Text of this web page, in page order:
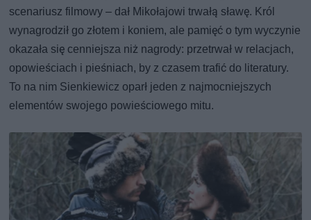
scenariusz filmowy – dał Mikołajowi trwałą sławę. Król
wynagrodził go złotem i koniem, ale pamięć o tym wyczynie
okazała się cenniejsza niż nagrody: przetrwał w relacjach,
opowieściach i pieśniach, by z czasem trafić do literatury.
To na nim Sienkiewicz oparł jeden z najmocniejszych
elementów swojego powieściowego mitu.